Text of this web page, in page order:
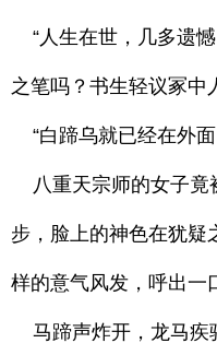
“人生在世，几多遗
之笔吗？书生轻议冢中
“白蹄乌就已经在外
八重天宗师的女子竟
步，脸上的神色在犹疑
样的意气风发，呼出一
马蹄声炸开，龙马疾